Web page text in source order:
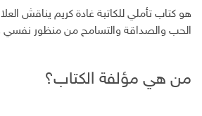
هو كتاب تأملي للكاتبة غادة كريم يناقش
الحب والصداقة والتسامح من منظور
من هي مؤلفة الكتاب؟